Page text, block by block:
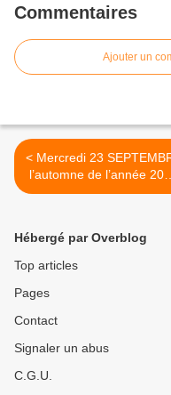
Commentaires
Ajouter un
< Mercredi 23 SEPTEMBRE
l’automne de l’année 2015
fera son entrée.
Hébergé par Overblog
Top articles
Pages
Contact
Signaler un abus
C.G.U.